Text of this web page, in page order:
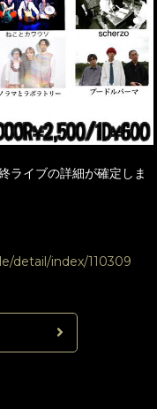
ライブの詳細が確定しま
detail/index/110309